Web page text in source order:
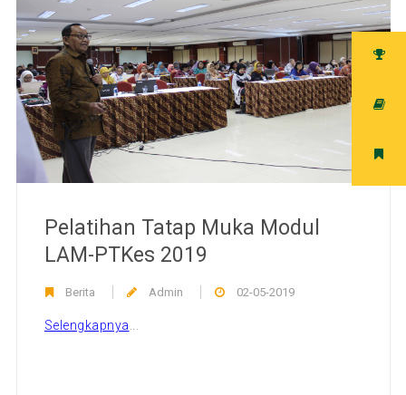
Pelatihan Tatap Muka Modul
LAM-PTKes 2019
Berita Admin 02-05-2019
Selengkapnya